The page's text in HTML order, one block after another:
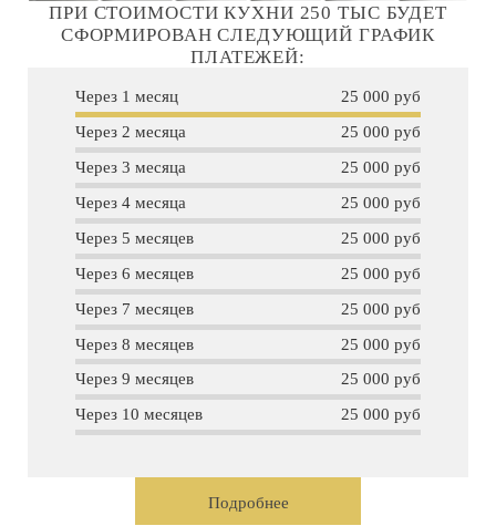
ПРИ СТОИМОСТИ КУХНИ 250 ТЫС БУДЕТ
СФОРМИРОВАН СЛЕДУЮЩИЙ ГРАФИК
ПЛАТЕЖЕЙ:
Через 1 месяц
25 000 руб
Через 2 месяца
25 000 руб
Через 3 месяца
25 000 руб
Через 4 месяца
25 000 руб
Через 5 месяцев
25 000 руб
Через 6 месяцев
25 000 руб
Через 7 месяцев
25 000 руб
Через 8 месяцев
25 000 руб
Через 9 месяцев
25 000 руб
Через 10 месяцев
25 000 руб
Подробнее